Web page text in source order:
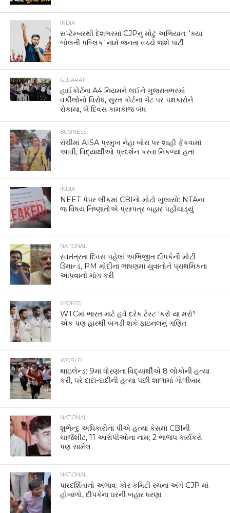
INDIA
સપ્ટેમ્બરથી દેશભરમાં CJPનું મોટું અભિયાન: ‘ક્યા
બોલતી પબ્લિક’ નામે જનતા વચ્ચે જશે પાર્ટી
GUJARAT
હાઈકોર્ટના A4 નિયમને લઈને ગુજરાતભરમાં
વકીલોનો વિરોધ, સુરત કોર્ટના ગેટ પર પક્ષકારોને
રોકાયા, બે દિવસ કામકાજ બંધ
BUSINESS
રાંચીમાં AISA પ્રમુખ નેહા બોરા પર શાહી ફેંકવામાં
આવી, વિદ્યાર્થીઓ પ્રદર્શન કરવા નિકળ્યા હતા
INDIA
NEET પેપર લીકમાં CBIનો મોટો ખુલાસો: NTAના
જ વિષય નિષ્ણાતોએ પ્રશ્નપત્ર બહાર પહોંચાડ્યું
NATIONAL
સ્વતંત્રતા દિવસ પહેલાં અભિજીત દીપકેની મોટી
ડિમાન્ડ, PM મોદીના ભાષણમાં યુવાનોને પ્રાથમિકતા
આપવાની માંગ કરી
SPORTS
WTCમાં ભારત માટે હવે દરેક ટેસ્ટ ‘કરો યા મરો’!
એક પણ હારથી બગડી શકે ફાઇનલનું ગણિત
WORLD
થાઇલેન્ડ: 9મા ધોરણના વિદ્યાર્થીએ 8 લોકોની હત્યા
કરી, ઘરે દાદા-દાદીની હત્યા પછી શાળામાં ગોળીબાર
NATIONAL
શુભેન્દુ અધિકારીના પીએ હત્યા કેસમાં CBIની
ચાર્જશીટ, 11 આરોપીઓના નામ; 2 ભાજપ કાર્યકરો
પણ સામેલ
NATIONAL
પારદર્શિતાનો અભાવ: કોર કમિટી રચના અંગે CJP માં
હોબાળો, દીપકેના ઘરની બહાર ધરણા